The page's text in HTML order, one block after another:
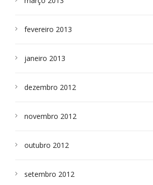
fevereiro 2013
janeiro 2013
dezembro 2012
novembro 2012
outubro 2012
setembro 2012